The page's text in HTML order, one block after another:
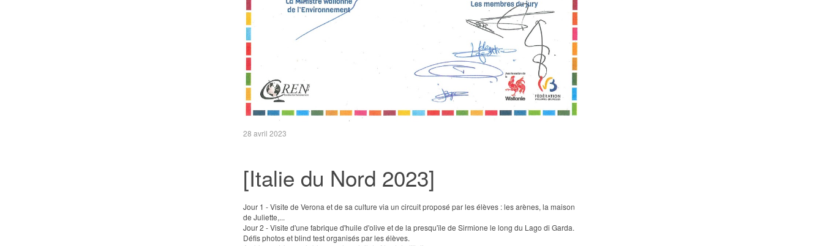
28 avril 2023
[Italie du Nord 2023]
Jour 1 - Visite de Verona et de sa culture via un circuit proposé par les élèves : les arènes, la maison
de Juliette,...
Jour 2 - Visite d'une fabrique d'huile d'olive et de la presqu'île de Sirmione le long du Lago di Garda.
Défis photos et blind test organisés par les élèves.